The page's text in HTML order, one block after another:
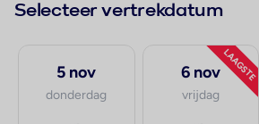
Selecteer vertrekdatum
5 nov
donderdag
LAAGSTE
6 nov
vrijdag